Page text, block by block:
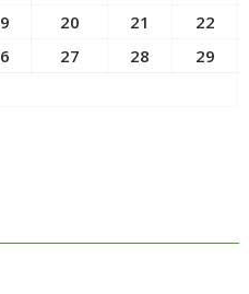
20 21
22
27 28
29